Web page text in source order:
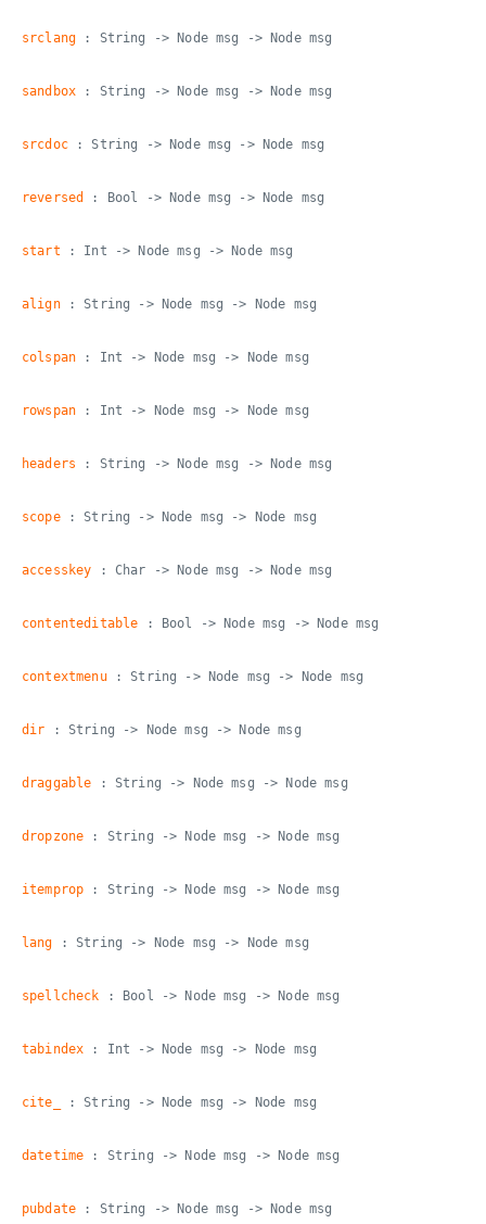
srclang : String -> Node msg -> Node msg
sandbox : String -> Node msg -> Node msg
srcdoc: String -> Node msg -> Node msg
reversed : Bool -> Node msg -> Node msg
start : Int -> Node msg -> Node msg
align: String -> Node msg -> Node msg
colspan : Int -> Node msg -> Node msg
rowspan : Int -> Node msg -> Node msg
headers : String -> Node msg -> Node msg
scope: String -> Node msg -> Node msg
accesskey : Char -> Node msg -> Node msg
contenteditable : Bool -> Node msg -> Node msg
contextmenu: String -> Node msg -> Node msg
dir : String -> Node msg -> Node msg
draggable : String -> Node msg -> Node msg
dropzone : String -> Node msg -> Node msg
itemprop : String -> Node msg -> Node msg
lang : String -> Node msg -> Node msg
spellcheck : Bool -> Node msg -> Node msg
tabindex : Int -> Node msg -> Node msg
cite_ : String -> Node msg -> Node msg
datetime : String -> Node msg -> Node msg
pubdate : String -> Node msg -> Node msg